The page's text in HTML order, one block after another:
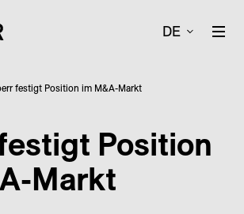
DE
festigt Position im M&A-Markt
Position
Markt